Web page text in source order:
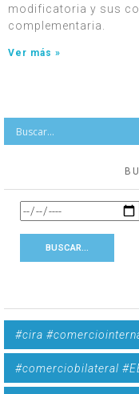
modificatoria y sus
complementaria.
Ver más »
#cira
#comerciobilateral